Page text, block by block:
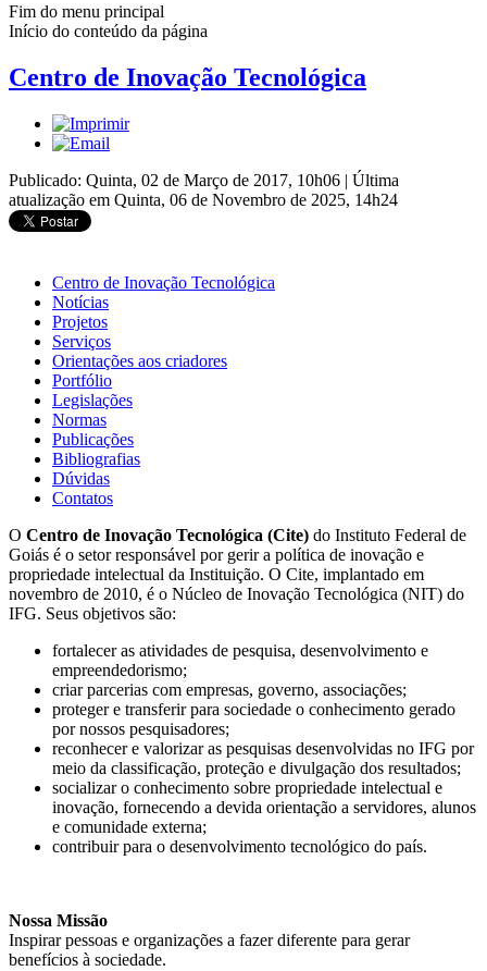
Fim do menu principal
Início do conteúdo da página
Centro de Inovação Tecnológica
Publicado: Quinta, 02 de Março de 2017, 10h06 | Última
atualização em Quinta, 06 de Novembro de 2025, 14h24
Centro de Inovação Tecnológica
Notícias
Projetos
Serviços
Orientações aos criadores
Portfólio
Legislações
Normas
Publicações
Bibliografias
Dúvidas
Contatos
O Centro de Inovação Tecnológica (Cite) do Instituto Federal de
Goiás é o setor responsável por gerir a política de inovação e
propriedade intelectual da Instituição. O Cite, implantado em
novembro de 2010, é o Núcleo de Inovação Tecnológica (NIT) do
IFG. Seus objetivos são:
fortalecer as atividades de pesquisa, desenvolvimento e
empreendedorismo;
criar parcerias com empresas, governo, associações;
proteger e transferir para sociedade o conhecimento gerado
por nossos pesquisadores;
reconhecer e valorizar as pesquisas desenvolvidas no IFG por
meio da classificação, proteção e divulgação dos resultados;
socializar o conhecimento sobre propriedade intelectual e
inovação, fornecendo a devida orientação a servidores, alunos
e comunidade externa;
contribuir para o desenvolvimento tecnológico do país.
Nossa Missão
Inspirar pessoas e organizações a fazer diferente para gerar
benefícios à sociedade.